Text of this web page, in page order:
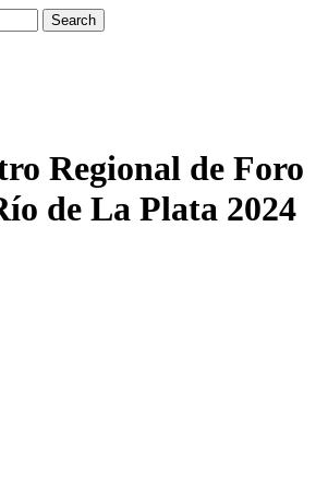
Search
Regional de Foro
de La Plata 2024